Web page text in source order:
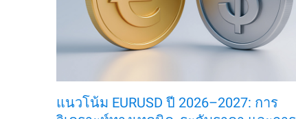
แนวโน้ม EURUSD ปี 2026–2027: การ